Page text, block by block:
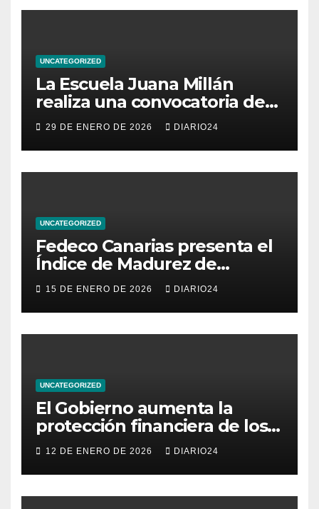
UNCATEGORIZED
La Escuela Juana Millán
realiza una convocatoria de
becas para mujeres
emprendedoras andaluzas
29 DE ENERO DE 2026 DIARIO24
UNCATEGORIZED
Fedeco Canarias presenta el
Índice de Madurez de
Comercio de Canarias: una
radiografía del estado del
pequeño y mediano
comercio del archipiélago
15 DE ENERO DE 2026 DIARIO24
UNCATEGORIZED
El Gobierno aumenta la
protección financiera de los
consumidores con límites a
los intereses del crédito al
consumo para evitar el
sobreendeudamiento
12 DE ENERO DE 2026 DIARIO24